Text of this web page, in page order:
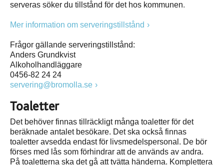
serveras söker du tillstånd för det hos kommunen.
Mer information om serveringstillstånd
Frågor gällande serveringstillstånd:
Anders Grundkvist
Alkoholhandläggare
0456-82 24 24
servering@bromolla.se
Toaletter
Det behöver finnas tillräckligt många toaletter för det
beräknade antalet besökare. Det ska också finnas
toaletter avsedda endast för livsmedelspersonal. De bör
förses med lås som förhindrar att de används av andra.
På toaletterna ska det gå att tvätta händerna. Komplettera